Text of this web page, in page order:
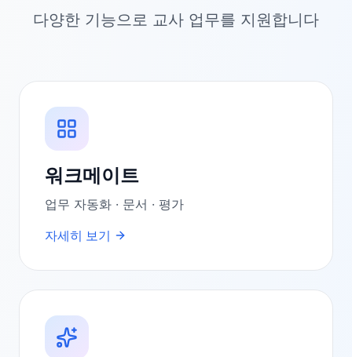
다양한 기능으로 교사 업무를 지원합니다
워크메이트
업무 자동화 · 문서 · 평가
자세히 보기